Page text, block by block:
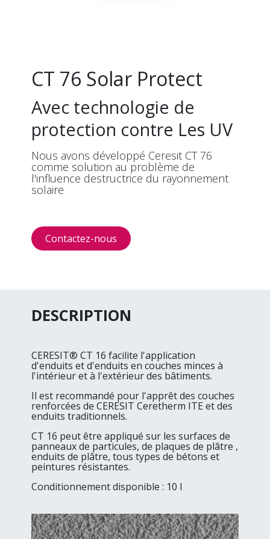
CT 76 Solar Protect
Avec technologie de
protection contre Les UV
Nous avons développé Ceresit CT 76
comme solution au problème de
l'influence destructrice du rayonnement
solaire
Contactez-​​nous
DESCRIPTION
CERESIT® CT 16 facilite l'application
d'enduits et d'enduits en couches minces à
l'intérieur et à l'extérieur des bâtiments.
Il est recommandé pour l'apprêt des couches
renforcées de CERESIT Ceretherm ITE et des
enduits traditionnels.
CT 16 peut être appliqué sur les surfaces de
panneaux de particules, de plaques de plâtre ,
enduits de plâtre, tous types de bétons et
peintures résistantes.
Conditionnement disponible : 10 l